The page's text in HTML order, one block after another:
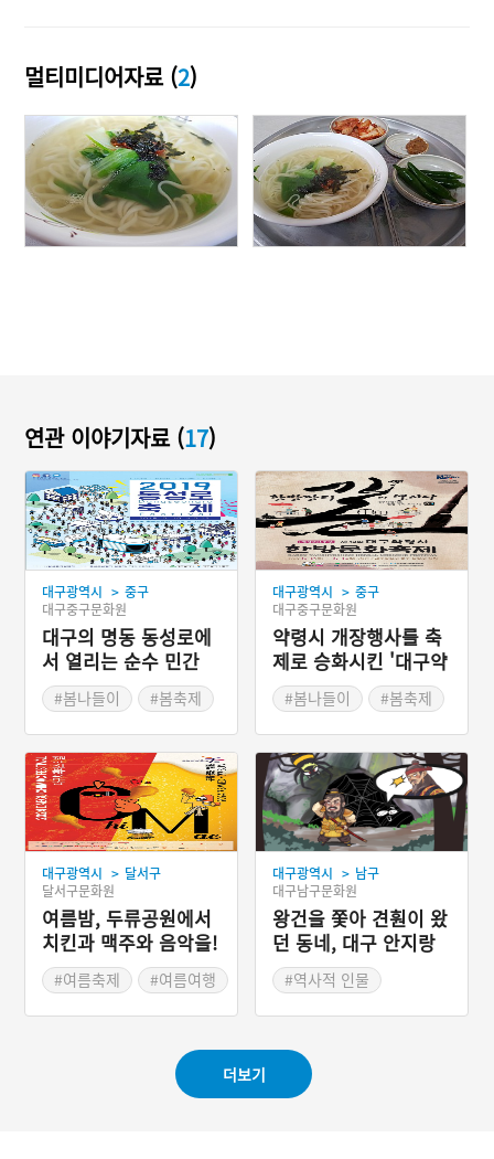
멀티미디어자료 (2)
연관 이야기자료 (17)
대구광역시 > 중구
대구중구문화원
대구의 명동 동성로에
서 열리는 순수 민간
주도형 축제 '대구동성
로축제'
#봄나들이 #봄축제
대구광역시 > 중구
대구중구문화원
약령시 개장행사를 축
제로 승화시킨 '대구약
령시 한방문화축제'
#봄나들이 #봄축제
대구광역시 > 달서구
달서구문화원
여름밤, 두류공원에서
치킨과 맥주와 음악을!
'대구치맥페스티벌'
#여름축제 #여름여행
대구광역시 > 남구
대구남구문화원
왕건을 쫓아 견훤이 왔
던 동네, 대구 안지랑
이#역사적 인물
더보기